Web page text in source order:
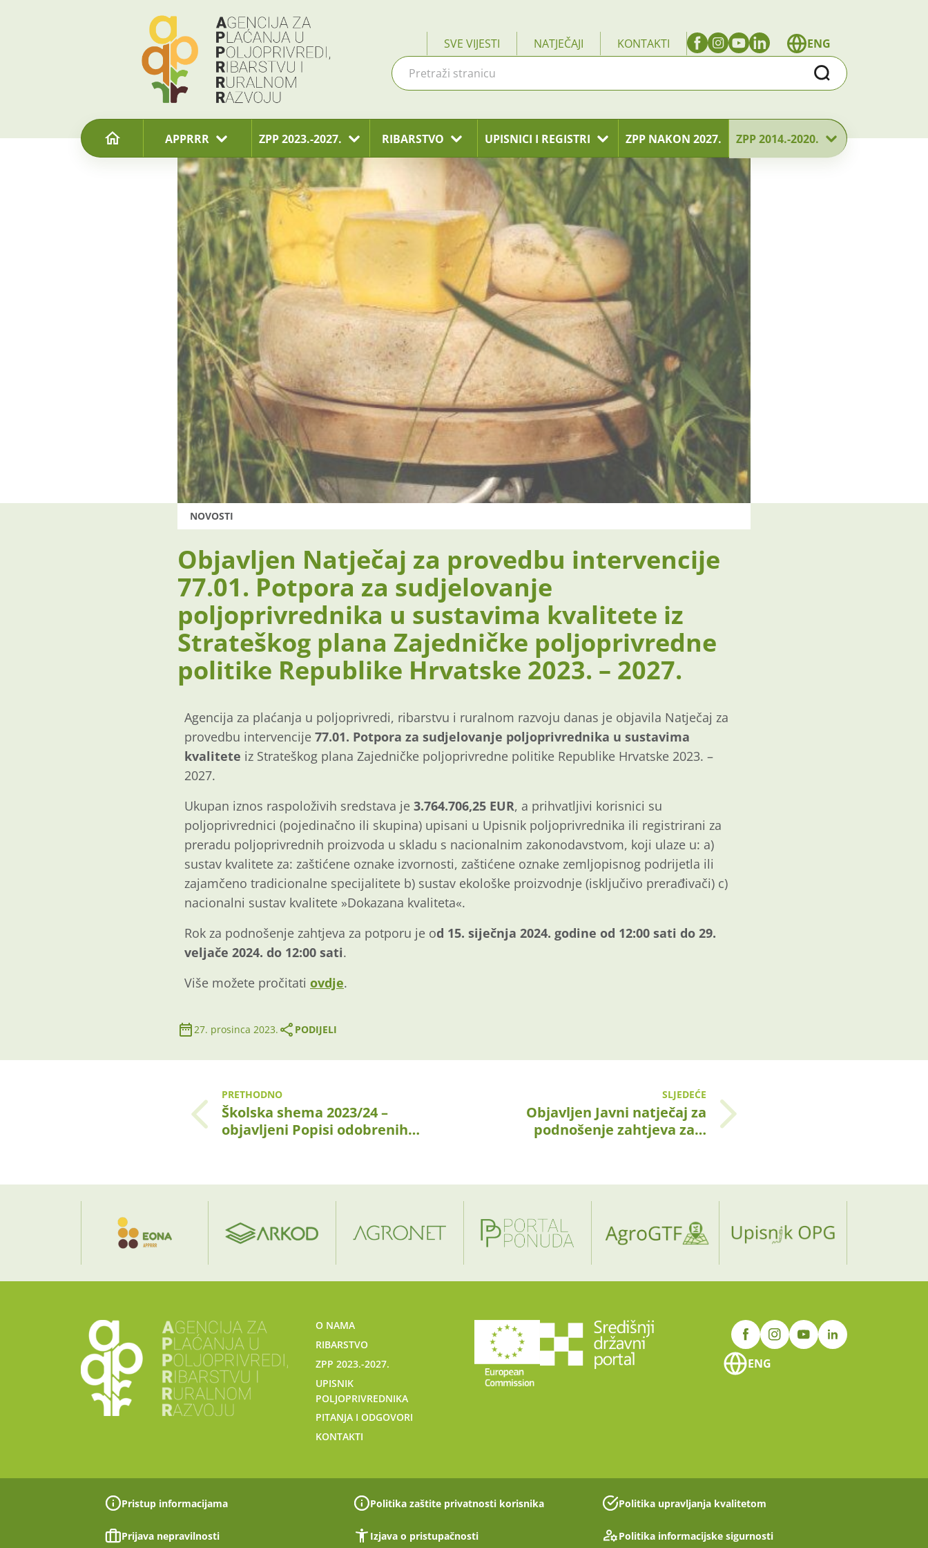
SVE VIJESTI NATJEČAJI KONTAKTI
ENG
Traži
APPRRR ZPP 2023.-2027. RIBARSTVO UPISNICI I REGISTRI ZPP NAKON 2027. ZPP 2014.-2020.
NOVOSTI
Objavljen Natječaj za provedbu intervencije
77.01. Potpora za sudjelovanje
poljoprivrednika u sustavima kvalitete iz
Strateškog plana Zajedničke poljoprivredne
politike Republike Hrvatske 2023. – 2027.
Agencija za plaćanja u poljoprivredi, ribarstvu i ruralnom razvoju danas je objavila Natječaj za
provedbu intervencije 77.01. Potpora za sudjelovanje poljoprivrednika u sustavima
kvalitete iz Strateškog plana Zajedničke poljoprivredne politike Republike Hrvatske 2023. –
2027.
Ukupan iznos raspoloživih sredstava je 3.764.706,25 EUR, a prihvatljivi korisnici su
poljoprivrednici (pojedinačno ili skupina) upisani u Upisnik poljoprivrednika ili registrirani za
preradu poljoprivrednih proizvoda u skladu s nacionalnim zakonodavstvom, koji ulaze u: a)
sustav kvalitete za: zaštićene oznake izvornosti, zaštićene oznake zemljopisnog podrijetla ili
zajamčeno tradicionalne specijalitete b) sustav ekološke proizvodnje (isključivo prerađivači) c)
nacionalni sustav kvalitete »Dokazana kvaliteta«.
Rok za podnošenje zahtjeva za potporu je od 15. siječnja 2024. godine od 12:00 sati do 29.
veljače 2024. do 12:00 sati.
Više možete pročitati ovdje.
27. prosinca 2023. PODIJELI
PRETHODNO
Školska shema 2023/24 –
objavljeni Popisi odobrenih…
SLJEDEĆE
Objavljen Javni natječaj za
podnošenje zahtjeva za…
O NAMA
RIBARSTVO
ZPP 2023.-2027.
UPISNIK
POLJOPRIVREDNIKA
PITANJA I ODGOVORI
KONTAKTI
ENG
Pristup informacijama Politika zaštite privatnosti korisnika Politika upravljanja kvalitetom
Prijava nepravilnosti Izjava o pristupačnosti Politika informacijske sigurnosti